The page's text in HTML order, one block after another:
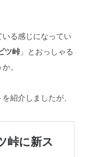
る感じになってい
ツ峠 」とおっしゃる
。
紹介しましたが、